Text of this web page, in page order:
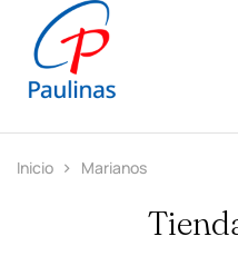
Inicio Marianos